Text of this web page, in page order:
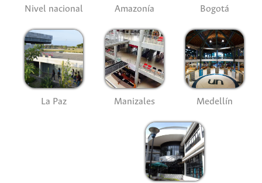
Nivel nacional Amazonía Bogotá
La Paz Manizales Medellín